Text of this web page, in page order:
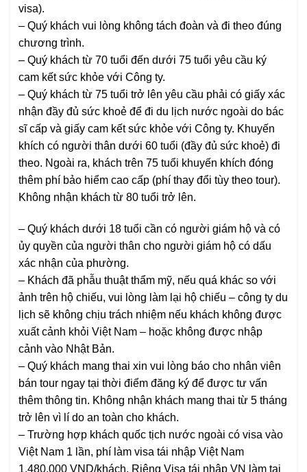
visa).
– Quý khách vui lòng không tách đoàn và đi theo đúng
chương trình.
– Quý khách từ 70 tuổi đến dưới 75 tuổi yêu cầu ký
cam kết sức khỏe với Công ty.
– Quý khách từ 75 tuổi trở lên yêu cầu phải có giấy xác
nhận đầy đủ sức khoẻ để đi du lịch nước ngoài do bác
sĩ cấp và giấy cam kết sức khỏe với Công ty. Khuyến
khích có người thân dưới 60 tuổi (đầy đủ sức khoẻ) đi
theo. Ngoài ra, khách trên 75 tuổi khuyến khích đóng
thêm phí bảo hiểm cao cấp (phí thay đổi tùy theo tour).
Không nhận khách từ 80 tuổi trở lên.
– Quý khách dưới 18 tuổi cần có người giám hộ và có
ủy quyền của người thân cho người giám hộ có dấu
xác nhận của phường.
– Khách đã phẫu thuật thẩm mỹ, nếu quá khác so với
ảnh trên hộ chiếu, vui lòng làm lại hộ chiếu – công ty du
lịch sẽ không chịu trách nhiệm nếu khách không được
xuất cảnh khỏi Việt Nam – hoặc không được nhập
cảnh vào Nhật Bản.
– Quý khách mang thai xin vui lòng báo cho nhân viên
bán tour ngay tại thời điểm đăng ký để được tư vấn
thêm thông tin. Không nhận khách mang thai từ 5 tháng
trở lên vì lí do an toàn cho khách.
– Trường hợp khách quốc tịch nước ngoài có visa vào
Việt Nam 1 lần, phí làm visa tái nhập Việt Nam
1.480.000 VND/khách. Riêng Visa tái nhập VN làm tại